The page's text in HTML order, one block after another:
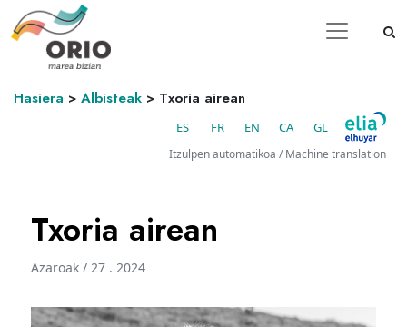
Hasiera > Albisteak > Txoria airean
ES FR EN CA GL
Itzulpen automatikoa / Machine translation
Txoria airean
Azaroak / 27 . 2024